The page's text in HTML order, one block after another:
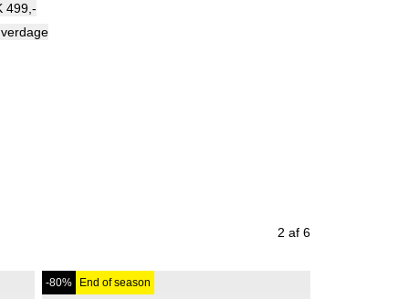
499,-
2 af 6
-80% End of season